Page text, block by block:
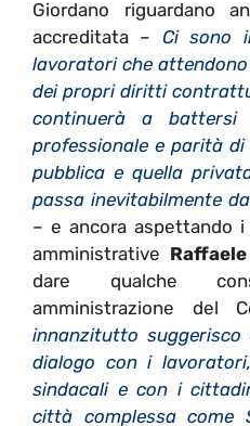
Giordano riguardano
accreditata – Ci sono
lavoratori che
dei propri diritti
continuerà a battersi
professionale e parità
pubblica e quella
passa inevitabilmente
– e ancora aspettando
amministrative
dare qualche
amministrazione del
innanzitutto
dialogo con i
sindacali e con i
città complessa come